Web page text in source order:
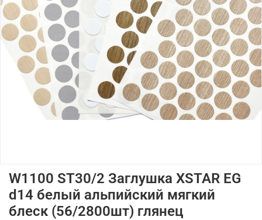
W1100 ST30/2 Заглушка XSTAR EG
d14 белый альпийский мягкий
блеск (56/2800шт) глянец